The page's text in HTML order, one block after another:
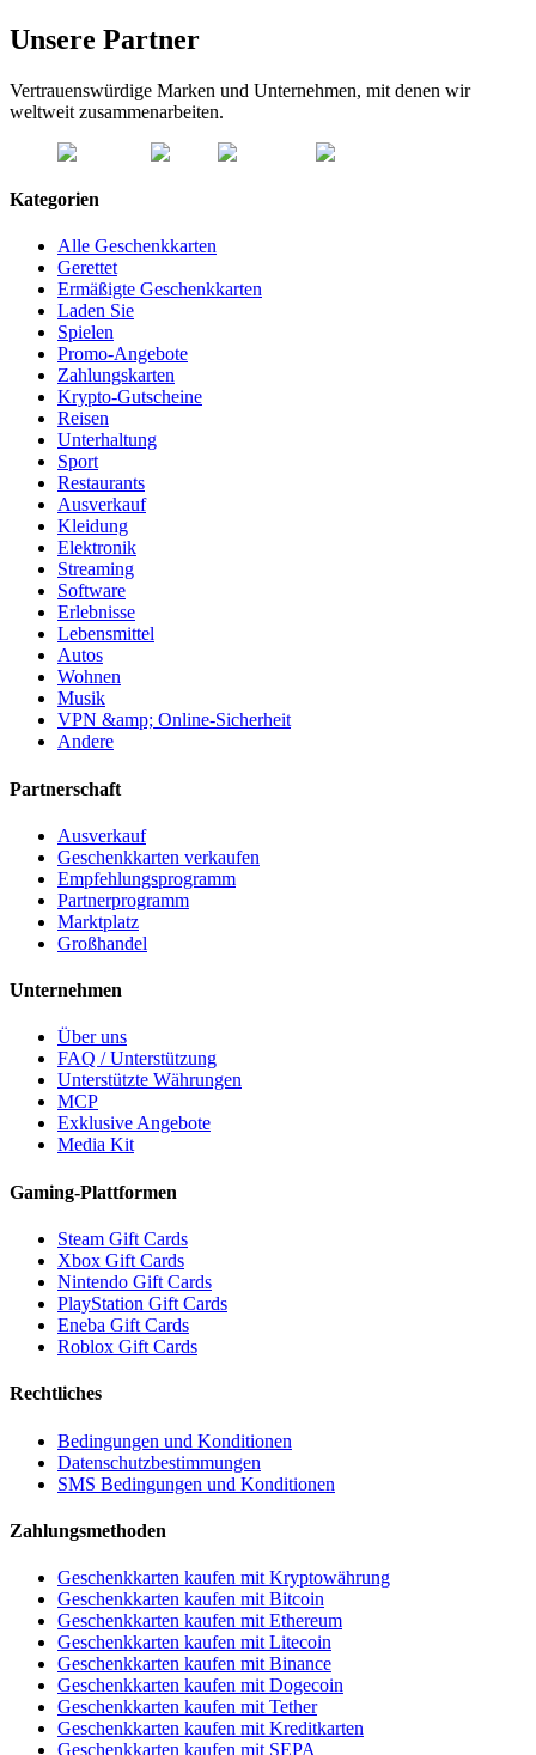
Unsere Partner
Vertrauenswürdige Marken und Unternehmen, mit denen wir
weltweit zusammenarbeiten.
Kategorien
Alle Geschenkkarten
Gerettet
Ermäßigte Geschenkkarten
Laden Sie
Spielen
Promo-Angebote
Zahlungskarten
Krypto-Gutscheine
Reisen
Unterhaltung
Sport
Restaurants
Ausverkauf
Kleidung
Elektronik
Streaming
Software
Erlebnisse
Lebensmittel
Autos
Wohnen
Musik
VPN &amp; Online-Sicherheit
Andere
Partnerschaft
Ausverkauf
Geschenkkarten verkaufen
Empfehlungsprogramm
Partnerprogramm
Marktplatz
Großhandel
Unternehmen
Über uns
FAQ / Unterstützung
Unterstützte Währungen
MCP
Exklusive Angebote
Media Kit
Gaming-Plattformen
Steam Gift Cards
Xbox Gift Cards
Nintendo Gift Cards
PlayStation Gift Cards
Eneba Gift Cards
Roblox Gift Cards
Rechtliches
Bedingungen und Konditionen
Datenschutzbestimmungen
SMS Bedingungen und Konditionen
Zahlungsmethoden
Geschenkkarten kaufen mit Kryptowährung
Geschenkkarten kaufen mit Bitcoin
Geschenkkarten kaufen mit Ethereum
Geschenkkarten kaufen mit Litecoin
Geschenkkarten kaufen mit Binance
Geschenkkarten kaufen mit Dogecoin
Geschenkkarten kaufen mit Tether
Geschenkkarten kaufen mit Kreditkarten
Geschenkkarten kaufen mit SEPA